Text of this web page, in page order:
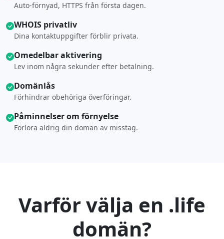
Auto-förnyad, HTTPS från första dagen.
WHOIS privatliv
Dina kontaktuppgifter förblir privata.
Omedelbar aktivering
Lev inom några sekunder efter betalning.
Domänlås
Förhindrar obehöriga överföringar.
Påminnelser om förnyelse
Förlora aldrig din domän av misstag.
Varför välja en .life
domän?